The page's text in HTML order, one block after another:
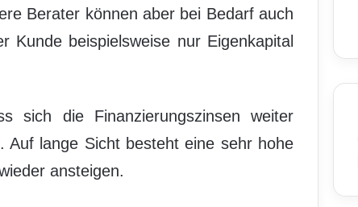
Berater können aber bei Bedarf auch
Kunde beispielsweise nur Eigenkapital
sich die Finanzierungszinsen weiter
Auf lange Sicht besteht eine sehr hohe
ansteigen.